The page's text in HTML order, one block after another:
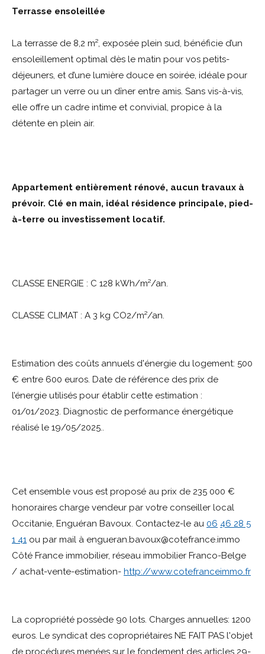
Terrasse ensoleillée
La terrasse de 8,2 m², exposée plein sud, bénéficie d’un
ensoleillement optimal dès le matin pour vos petits-
déjeuners, et d’une lumière douce en soirée, idéale pour
partager un verre ou un dîner entre amis. Sans vis-à-vis,
elle offre un cadre intime et convivial, propice à la
détente en plein air.
Appartement entièrement rénové, aucun travaux à
prévoir. Clé en main, idéal résidence principale, pied-
à-terre ou investissement locatif.
CLASSE ENERGIE : C 128 kWh/m²/an.
CLASSE CLIMAT : A 3 kg CO2/m²/an.
Estimation des coûts annuels d'énergie du logement: 500
€ entre 600 euros. Date de référence des prix de
l’énergie utilisés pour établir cette estimation :
01/01/2023. Diagnostic de performance énergétique
réalisé le 19/05/2025..
Cet ensemble vous est proposé au prix de 235 000 €
honoraires charge vendeur par votre conseiller local
Occitanie, Enguéran Bavoux. Contactez-le au 06 46 28 5
1 41 ou par mail à engueran.bavoux@cotefrance.immo
Côté France immobilier, réseau immobilier Franco-Belge
/ achat-vente-estimation- http://www.cotefranceimmo.fr
La copropriété possède 90 lots. Charges annuelles: 1200
euros. Le syndicat des copropriétaires NE FAIT PAS l'objet
de procédures menées sur le fondement des articles 29-